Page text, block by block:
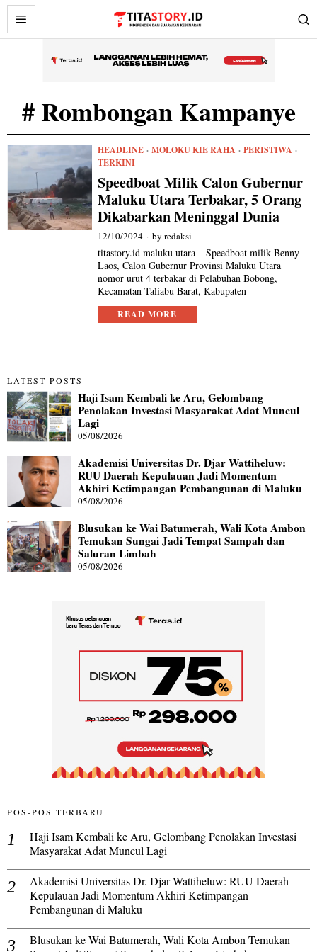
# Rombongan Kampanye
HEADLINE · MOLOKU KIE RAHA · PERISTIWA ·
TERKINI
Speedboat Milik Calon Gubernur
Maluku Utara Terbakar, 5 Orang
Dikabarkan Meninggal Dunia
12/10/2024 byredaksi
titastory.id maluku utara – Speedboat milik Benny
Laos, Calon Gubernur Provinsi Maluku Utara
nomor urut 4 terbakar di Pelabuhan Bobong,
Kecamatan Taliabu Barat, Kabupaten
READ MORE
LATEST POSTS
Haji Isam Kembali ke Aru, Gelombang
Penolakan Investasi Masyarakat Adat Muncul
Lagi
05/08/2026
Akademisi Universitas Dr. Djar Wattiheluw:
RUU Daerah Kepulauan Jadi Momentum
Akhiri Ketimpangan Pembangunan di Maluku
05/08/2026
Blusukan ke Wai Batumerah, Wali Kota Ambon
Temukan Sungai Jadi Tempat Sampah dan
Saluran Limbah
05/08/2026
POS-POS TERBARU
Haji Isam Kembali ke Aru, Gelombang Penolakan Investasi
Masyarakat Adat Muncul Lagi
Akademisi Universitas Dr. Djar Wattiheluw: RUU Daerah
Kepulauan Jadi Momentum Akhiri Ketimpangan
Pembangunan di Maluku
Blusukan ke Wai Batumerah, Wali Kota Ambon Temukan